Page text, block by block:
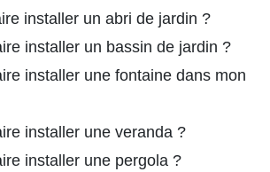
installer un abri de jardin ?
installer un bassin de jardin ?
installer une fontaine dans mon
installer une veranda ?
installer une pergola ?